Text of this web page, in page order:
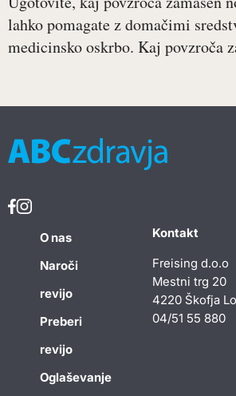
lahko pomagate z domačimi
medicinsko oskrbo. Kaj povzroča
O nas
Naroči
revijo
Preberi
revijo
Oglaševanje
Kontakt
Freising d.o.o
Mestni trg 20
4220 Škofja
04/51 55 880